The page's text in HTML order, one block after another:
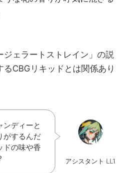
ジェラートストレイン」の説
CBGリキッドとは関係あり
ンディーと
がするんだ
ドの味や香
アシスタント LL1